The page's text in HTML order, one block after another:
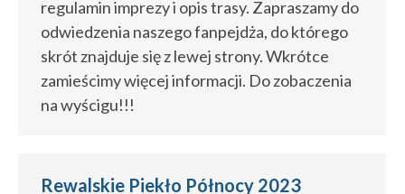
regulamin imprezy i opis trasy. Zapraszamy do
odwiedzenia naszego fanpejdża, do którego
skrót znajduje się z lewej strony. Wkrótce
zamieścimy więcej informacji. Do zobaczenia
na wyścigu!!!
Rewalskie Piekło Północy 2023